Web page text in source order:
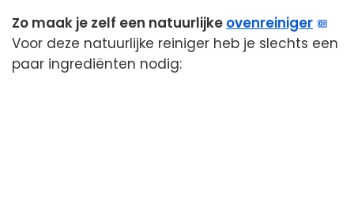
Zo maak je zelf een natuurlijke ovenreiniger
Voor deze natuurlijke reiniger heb je slechts een
paar ingrediënten nodig: